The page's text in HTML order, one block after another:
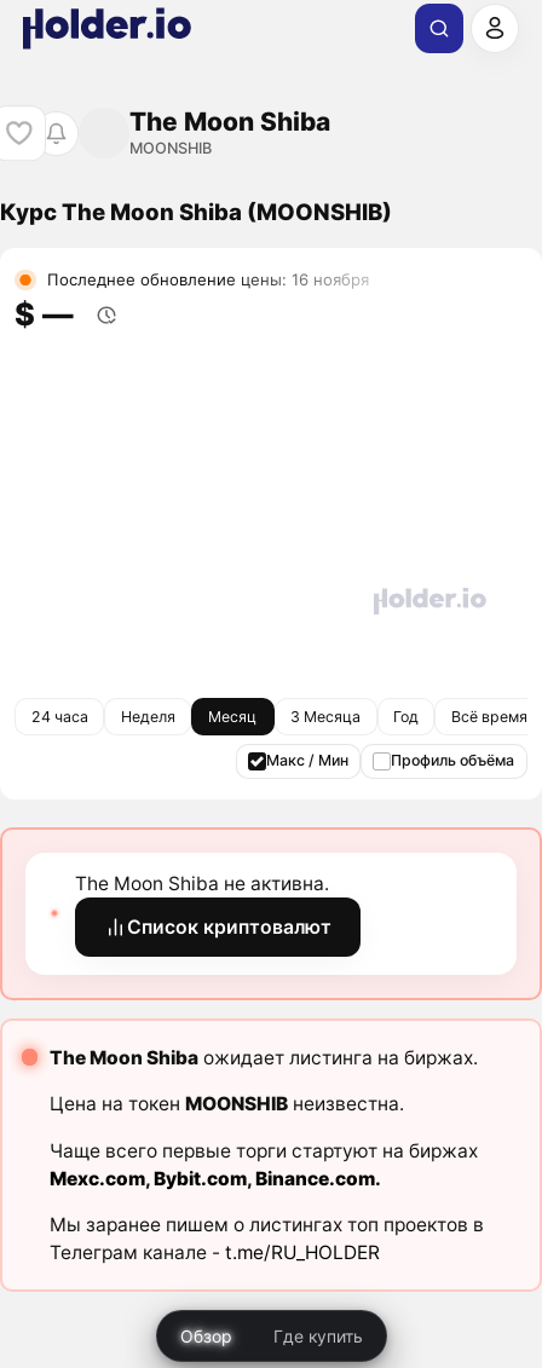
The Moon Shiba
MOONSHIB
Курс The Moon Shiba (MOONSHIB)
Последнее обновление цены: 16 ноября
$ ―
24 часа Неделя Месяц 3 Месяца Год Всё время
Макс / Мин Профиль объёма
The Moon Shiba не активна.
Список криптовалют
The Moon Shibaожидает листинга на биржах.
Цена на токен MOONSHIBнеизвестна.
Чаще всего первые торги стартуют на биржах
Mexc.com,Bybit.com,Binance.com.
Мы заранее пишем о листингах топ проектов в
Телеграм канале - t.me/RU_HOLDER
Обзор Где купить